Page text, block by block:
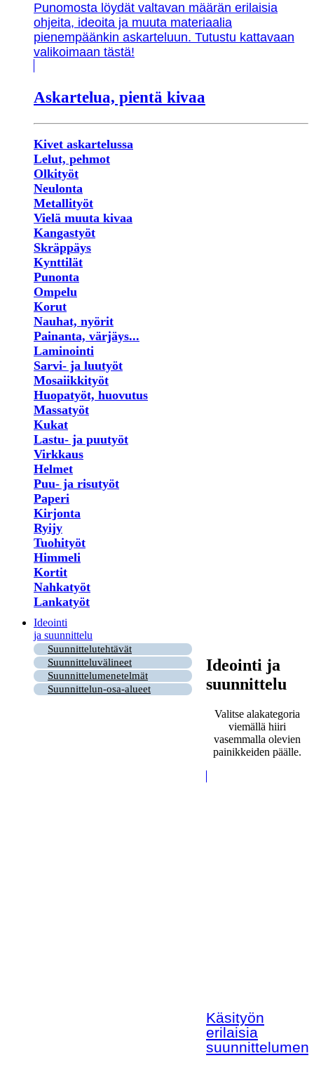
Punomosta löydät valtavan määrän erilaisia
ohjeita, ideoita ja muuta materiaalia
pienempäänkin askarteluun. Tutustu kattavaan
valikoimaan tästä!
Askartelua, pientä kivaa
Kivet askartelussa
Lelut, pehmot
Olkityöt
Neulonta
Metallityöt
Vielä muuta kivaa
Kangastyöt
Skräppäys
Kynttilät
Punonta
Ompelu
Korut
Nauhat, nyörit
Painanta, värjäys...
Laminointi
Sarvi- ja luutyöt
Mosaiikkityöt
Huopatyöt, huovutus
Massatyöt
Kukat
Lastu- ja puutyöt
Virkkaus
Helmet
Puu- ja risutyöt
Paperi
Kirjonta
Ryijy
Tuohityöt
Himmeli
Kortit
Nahkatyöt
Lankatyöt
Ideointi
ja suunnittelu
Suunnittelutehtävät
Suunnitteluvälineet
Suunnittelumenetelmät
Suunnittelun-osa-alueet
Ideointi ja
suunnittelu
Valitse alakategoria
viemällä hiiri
vasemmalla olevien
painikkeiden päälle.
Käsityön
erilaisia